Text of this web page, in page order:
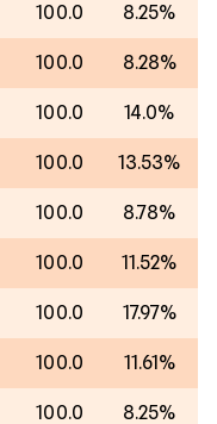
100.0 8.25%
100.0 8.28%
100.0 14.0%
100.0 13.53%
100.0 8.78%
100.0 11.52%
100.0 17.97%
100.0 11.61%
100.0 8.25%